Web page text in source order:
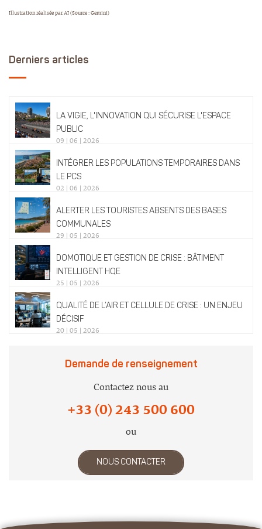
Illustration réalisée par AI (Source : Gemini)
Derniers articles
LA VIGIE, L'INNOVATION QUI SÉCURISE L'ESPACE
PUBLIC
09 | 06 | 2026
INTÉGRER LES POPULATIONS TEMPORAIRES DANS
LE PCS
02 | 06 | 2026
ALERTER LES TOURISTES ABSENTS DES BASES
COMMUNALES
29 | 05 | 2026
DOMOTIQUE ET GESTION DE CRISE : BÂTIMENT
INTELLIGENT HQE
25 | 05 | 2026
QUALITÉ DE L’AIR ET CELLULE DE CRISE : UN ENJEU
DÉCISIF
20 | 05 | 2026
Demande de renseignement
Contactez nous au
+33 (0) 243 500 600
ou
NOUS CONTACTER